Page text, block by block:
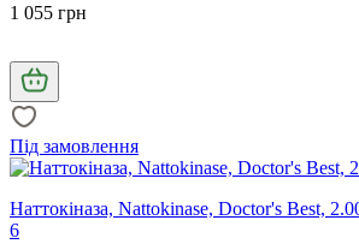
1 055 грн
Під замовлення
Наттокіназа, Nattokinase, Doctor's Best,
6